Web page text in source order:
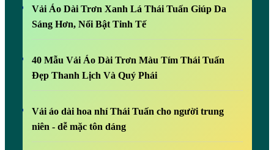
Vải Áo Dài Trơn Xanh Lá Thái Tuấn Giúp Da
Sáng Hơn, Nổi Bật Tinh Tế
40 Mẫu Vải Áo Dài Trơn Màu Tím Thái Tuấn
Đẹp Thanh Lịch Và Quý Phái
Vải áo dài hoa nhí Thái Tuấn cho người trung
niên - dễ mặc tôn dáng